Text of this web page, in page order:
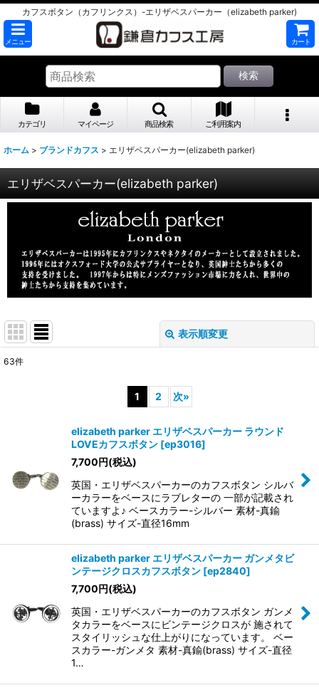
カフスボタン（カフリンクス）-エリザベスパーカー（elizabeth parker)
メニュー カート
検索
カテゴリ マイページ 商品検索 ご利用案内
ホーム > ブランドカフス > エリザベスパーカー(elizabeth parker)
エリザベスパーカー(elizabeth parker)
表示順変更
絞り込む
63件
1 2 次»
elizabeth parker エリザベスパーカー ラウンド
LOVEカフスボタン [ep3016]
7,700円(税込)
英国・エリザベスパーカーのカフスボタン シルバ
ーカラーをベースにラブレターの 一部が記載され
ていますよ♪ ベースカラー-シルバー 素材-真鍮
(brass) サイズ-直径16mm
elizabeth parker エリザベスパーカー ガンメタビ
ンテージクロスカフスボタン [ep2840]
7,700円(税込)
英国・エリザベスパーカーのカフスボタン ガンメ
タカラーをベースにビンテージクロスが 施されて
スタイリッシュな仕上がりになっています。 ベー
スカラー-ガンメタ 素材-真鍮(brass) サイズ-直径
1…